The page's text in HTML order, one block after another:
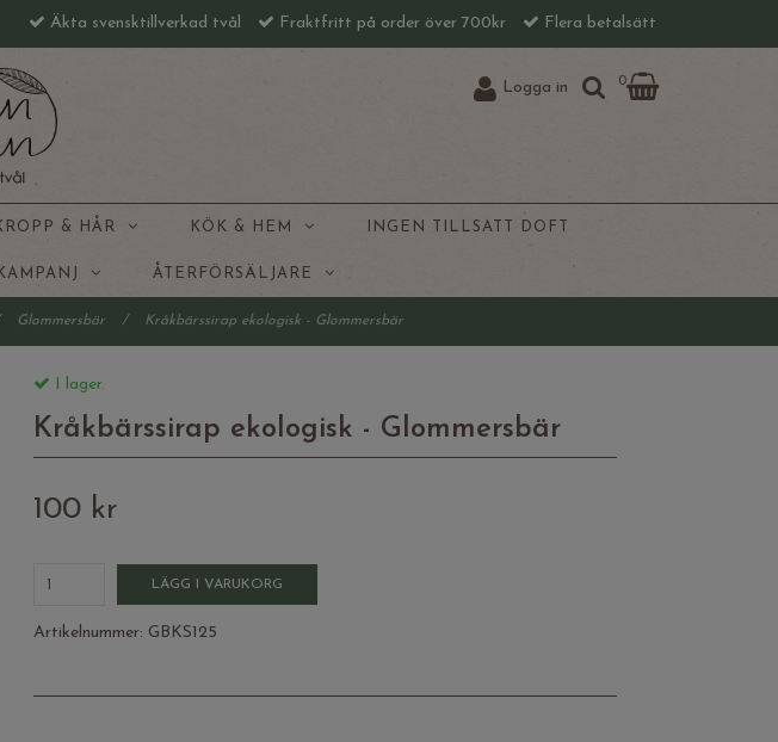
Äkta svensktillverkad tvål Fraktfritt på order över 700kr Flera betalsätt
Logga in 0
& HÅR KÖK & HEM INGEN TILLSATT DOFT
KAMPANJ ÅTERFÖRSÄLJARE
Glommersbär / Kråkbärssirap ekologisk - Glommersbär
I lager.
Kråkbärssirap ekologisk - Glommersbär
100 kr
LÄGG I VARUKORG
Artikelnummer: GBKS125